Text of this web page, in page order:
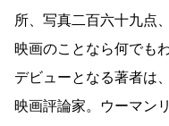
所、写真二百六十九点
映画のことなら何でも
デビューとなる著者は
映画評論家。ウーマン